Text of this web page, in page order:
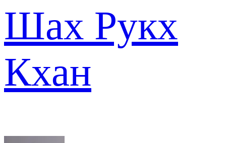
Шах Рукх
Кхан